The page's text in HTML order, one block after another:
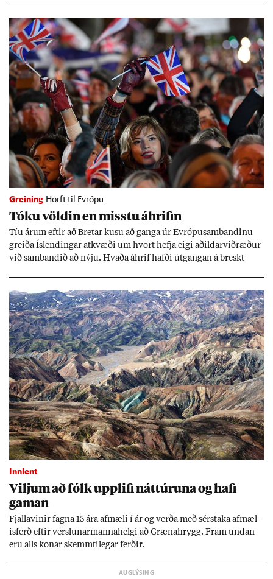
Greining Horft til Evrópu
Tóku völd­in en misstu áhrif­in
Tíu ár­um eft­ir að Bret­ar kusu að ganga úr Evr­ópu­sam­band­inu
greiða Ís­lend­ing­ar at­kvæði um hvort hefja eigi að­ild­ar­við­ræð­ur
við sam­band­ið að nýju. Hvaða áhrif hafði út­gang­an á breskt
Innlent
Vilj­um að fólk upp­lifi nátt­úr­una og hafi
gam­an
Fjalla­vin­ir fagna 15 ára af­mæli í ár og verða með sér­staka af­mæl­
is­ferð eft­ir versl­un­ar­manna­helgi að Græna­hrygg. Fram und­an
eru alls kon­ar skemmti­leg­ar ferð­ir.